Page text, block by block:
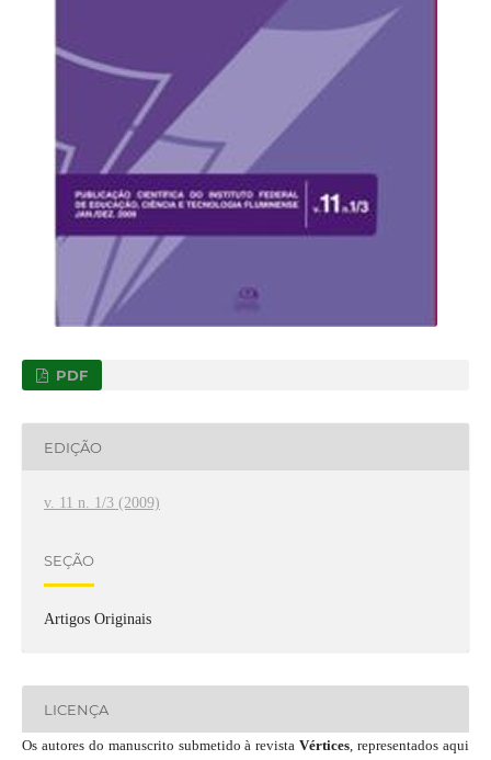
PDF
EDIÇÃO
v. 11 n. 1/3 (2009)
SEÇÃO
Artigos Originais
LICENÇA
Os autores do manuscrito submetido à revistaVértices, representados aqui